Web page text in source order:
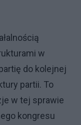
w
do kolejnej
partii. To
w tej sprawie
kongresu